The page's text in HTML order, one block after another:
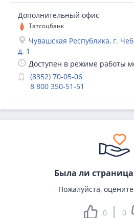
Дополнительный офис
Татсоцбанк
Чувашская Республика, г.
д. 1
Доступен в режиме работы
(8352) 70-05-06
8 800 350-51-51
Была ли
Пожалуйста,
0 0